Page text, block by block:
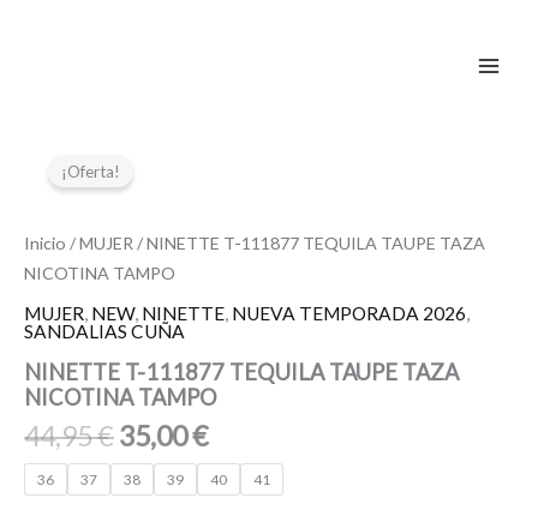
¡Oferta!
Inicio /MUJER / NINETTE T-111877 TEQUILA TAUPE TAZA
NICOTINA TAMPO
MUJER, NEW, NINETTE, NUEVA TEMPORADA 2026,
SANDALIAS CUÑA
NINETTE T-111877 TEQUILA TAUPE TAZA
NICOTINA TAMPO
44,95€
era:
44,95 €.
35,00€
es:
36 37 38 39 40 41
111877
TAUPE
NICOTINA
TAMPO
cantidad